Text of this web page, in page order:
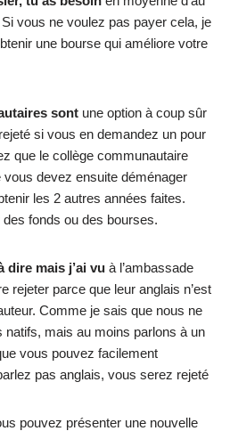
vous ne voulez pas payer cela, je
une bourse qui améliore votre
sont une option à coup sûr
si vous en demandez un pour
que le collège communautaire
vous devez ensuite déménager
les 2 autres années faites.
fonds ou des bourses.
dire mais j’ai vu à l’ambassade
rejeter parce que leur anglais n’est
Comme je sais que nous ne
mais au moins parlons à un
vous pouvez facilement
pas anglais, vous serez rejeté
pouvez présenter une nouvelle